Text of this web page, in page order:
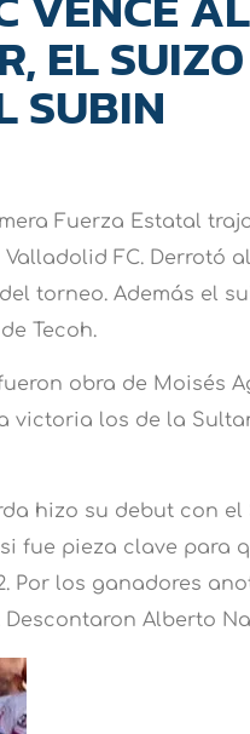
EL
SUBIN
Fuerza Estatal
FC. Derrotó
torneo. Además el
Tecoh.
obra de Moisés
victoria los de la
hizo su debut con
fue pieza clave para
Por los ganadores
Alberto